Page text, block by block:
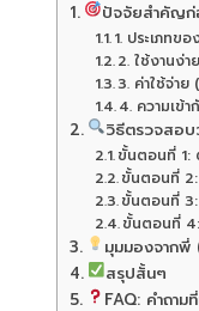
ปัจจัยสำคัญก่
1. ประเภท
2. ใช้งานง่
3. ค่าใช้จ่า
4. ความเข้
วิธีตรวจสอบ
ขั้นตอนที่ 1:
ขั้นตอนที่
ขั้นตอนที่
ขั้นตอนที่
มุมมองจากพี่
สรุปสั้นๆ
FAQ: คำถา